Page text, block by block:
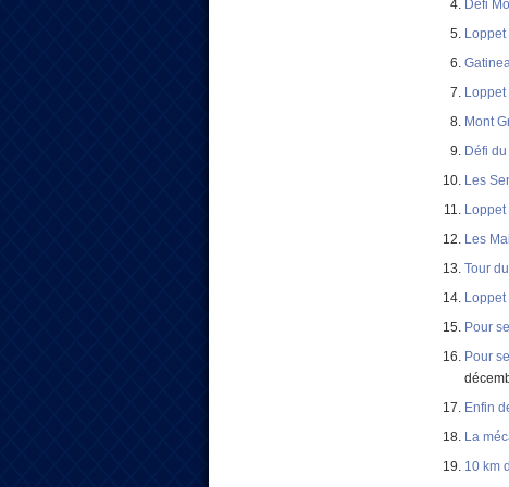
Défi
Mont
Défi
Les
Les
Tour
Pour
Pour
Enfin
La
10 km